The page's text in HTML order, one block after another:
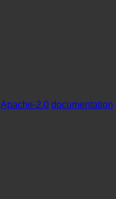
Apache-2.0 documentation